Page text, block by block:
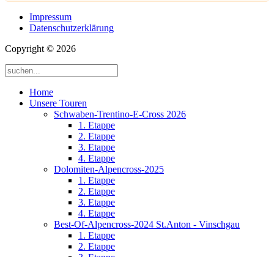
Impressum
Datenschutzerklärung
Copyright © 2026
Home
Unsere Touren
Schwaben-Trentino-E-Cross 2026
1. Etappe
2. Etappe
3. Etappe
4. Etappe
Dolomiten-Alpencross-2025
1. Etappe
2. Etappe
3. Etappe
4. Etappe
Best-Of-Alpencross-2024 St.Anton - Vinschgau
1. Etappe
2. Etappe